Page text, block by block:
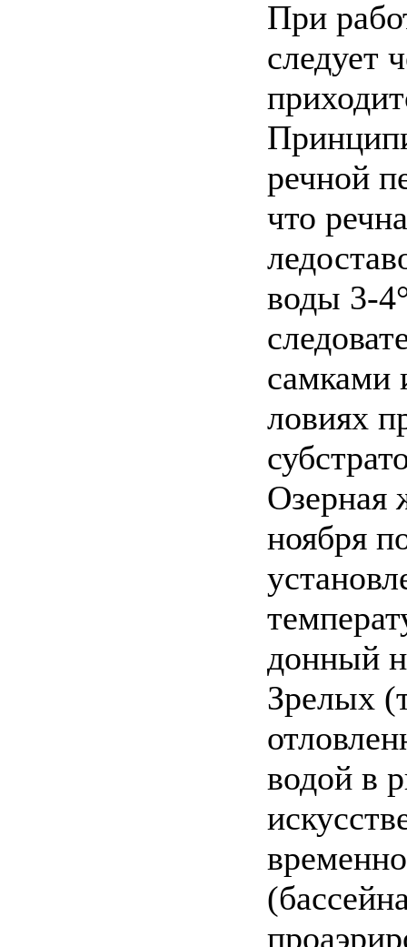
При
следует
речной
что
воды 3-
самками
ловиях
Озерная
ноября
донный
Зрелых
водой в